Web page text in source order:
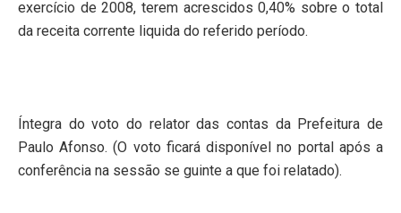
exercício de 2008, terem acrescidos 0,40% sobre o total
da receita corrente liquida do referido período.
Íntegra do voto do relator das contas da Prefeitura de
Paulo Afonso. (O voto ficará disponível no portal após a
conferência na sessão se guinte a que foi relatado).